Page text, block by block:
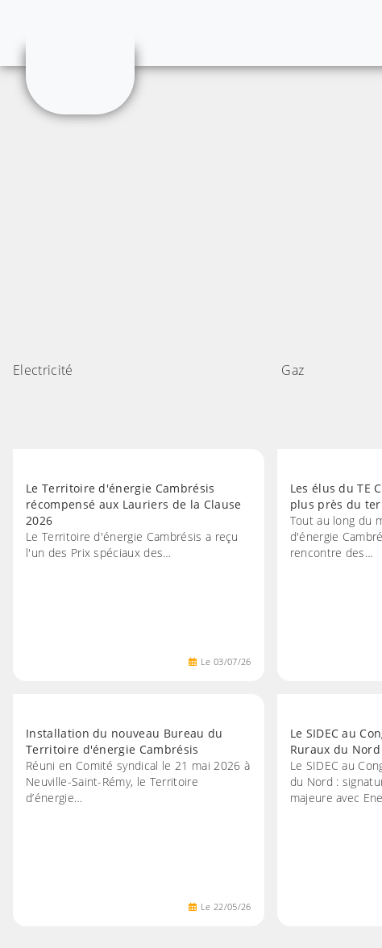
Electricité Gaz
Le Territoire d'énergie Cambrésis
récompensé aux Lauriers de la Clause
2026
Le Territoire d'énergie Cambrésis a reçu
l'un des Prix spéciaux des…
Le03/07/26
Les élus du TE
plus près du
Tout au long du
d'énergie
rencontre des…
Installation du nouveau Bureau du
Territoire d'énergie Cambrésis
Réuni en Comité syndical le 21 mai 2026 à
Neuville-Saint-Rémy, le Territoire
d’énergie…
Le22/05/26
Le SIDEC au
Ruraux du Nord
Le SIDEC au
du Nord :
majeure avec